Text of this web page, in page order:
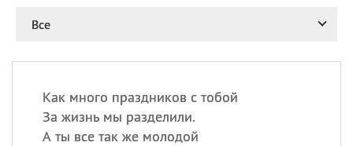
Все
Как много праздников с тобой
За жизнь мы разделили.
А ты все так же молодой
Романа и Давида
День ассирийских
мучеников
07.08